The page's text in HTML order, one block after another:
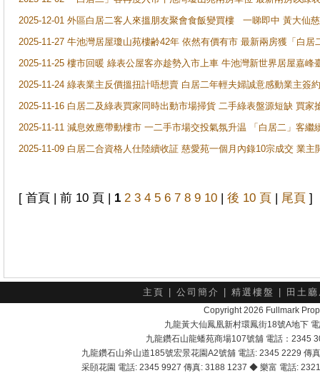
2025-12-01 外區白居二客人來搵朋友聚會食飯變買樓 一睇即中 黃大仙
2025-11-27 牛池灣居屋瓊山苑樓齢42年 依然有價有市 最新兩房獲「白居
2025-11-25 樓市回暖 綠表公屋客亦趁勢入市上車 牛池灣新世界居屋嘉峰
2025-11-24 綠表業主反價搵扭計唔想賣 白居二年輕夫婦誠意感動業主簽
2025-11-16 白居二及綠表買家同時出動市場掃貨 二手綠表盤源短缺 買
2025-11-11 減息效應帶動樓市 一二手市場交投氣氛升温 「白居二」客
2025-11-09 白居二合資格人仕陸續收証 慈愛苑一個月內錄10宗成交 業
[ 首頁 | 前 10 頁 | 1 2 3 4 5 6 7 8 9 10 | 後 10 頁 | 尾頁 ]
主頁 公司簡介 精選樓盤 田土
Copyright 2026 Fullmark
九龍黃大仙鳳凰新村環鳳街18號A地下
九龍鑽石山龍蟠苑商場107號舖 電話：2345
九龍鑽石山斧山道185號宏景花園A2號舖 電話: 2345 2229
采頣花園 電話: 2345 9927 傳真: 3188 1237 ◆ 樂富 電話: